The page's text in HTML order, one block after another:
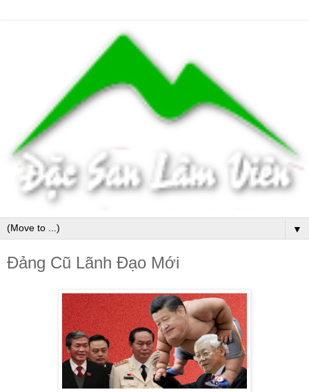
▼
Đảng Cũ Lãnh Đạo Mới